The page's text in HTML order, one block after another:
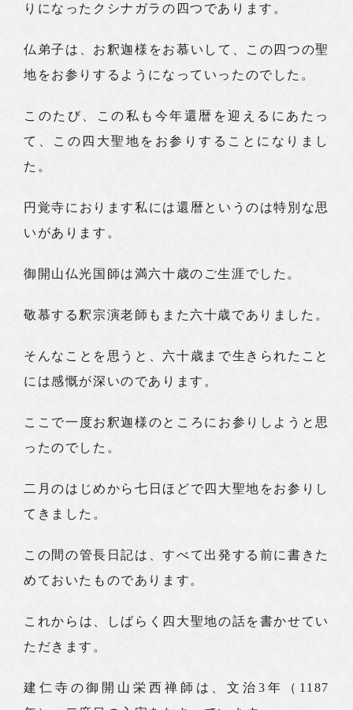
りになったクシナガラの四つであります。
仏弟子は、お釈迦様をお慕いして、この四つの聖
地をお参りするようになっていったのでした。
このたび、この私も今年還暦を迎えるにあたっ
て、この四大聖地をお参りすることになりまし
た。
円覚寺におります私には還暦というのは特別な思
いがあります。
御開山仏光国師は満六十歳のご生涯でした。
敬慕する釈宗演老師もまた六十歳でありました。
そんなことを思うと、六十歳まで生きられたこと
には感慨が深いのであります。
ここで一度お釈迦様のところにお参りしようと思
ったのでした。
二月のはじめから七日ほどで四大聖地をお参りし
てきました。
この間の管長日記は、すべて出発する前に書きた
めておいたものであります。
これからは、しばらく四大聖地の話を書かせてい
ただきます。
建仁寺の御開山栄西禅師は、文治3年（1187